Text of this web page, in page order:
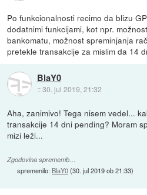
Po funkcionalnosti recimo da blizu
dodatnimi funkcijami, kot npr.
bankomatu, možnost spreminjanja
pretekle transakcije za mislim da 14
BlaY0
::30. jul 2019, 21:32
Aha, zanimivo! Tega nisem vedel...
transakcije 14 dni pending? Moram
mizi leži...
Zgodovina sprememb…
spremenilo: BlaY0(30. jul 2019 ob 21:33)